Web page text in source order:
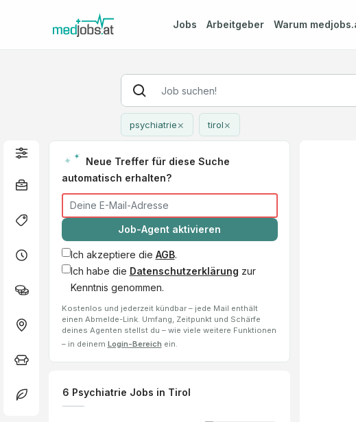
Jobs Arbeitgeber Warum
psychiatrie× tirol×
Neue Treffer für diese Suche
automatisch erhalten?
Job-Agent aktivieren
Ich akzeptiere die AGB.
Ich habe die Datenschutzerklärung zur
Kenntnis genommen.
Kostenlos und jederzeit kündbar – jede Mail enthält
einen Abmelde-Link. Umfang, Zeitpunkt und Schärfe
deines Agenten stellst du – wie viele weitere Funktionen
– in deinem Login-Bereich ein.
6 Psychiatrie Jobs in Tirol